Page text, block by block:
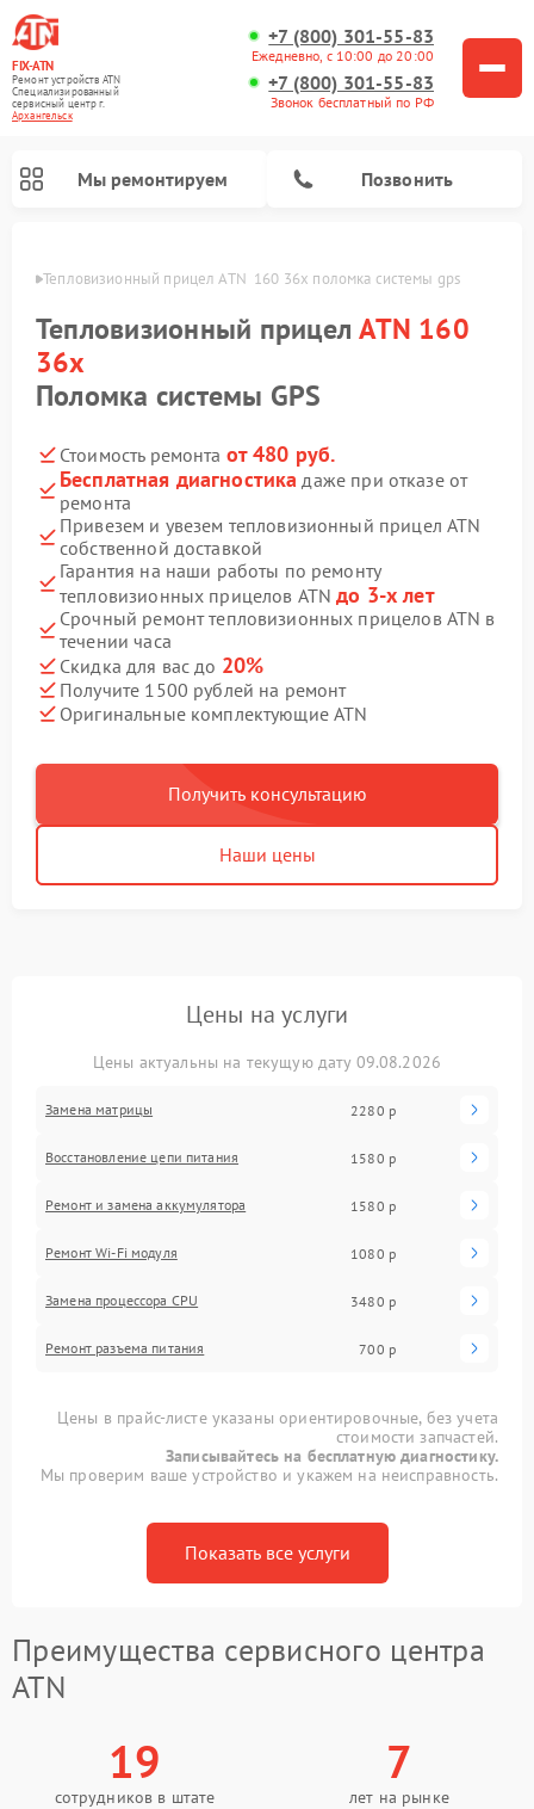
FIX-ATN
Ремонт устройств ATN
Специализированный
cервисный центр г.
Архангельск
+7 (800) 301-55-83
Ежедневно, с 10:00 до 20:00
+7 (800) 301-55-83
Звонок бесплатный по РФ
Мы ремонтируем Позвонить
Тепловизионный прицел ATN  160 36x поломка системы gps
Тепловизионный прицелATN 160
36x
Поломка системы GPS
Стоимость ремонта от 480 руб.
Бесплатная диагностика даже при отказе от
ремонта
Привезем и увезем тепловизионный прицел ATN
собственной доставкой
Гарантия на наши работы по ремонту
тепловизионных прицелов ATNдо 3-х лет
Срочный ремонт тепловизионных прицелов ATN в
течении часа
Скидка для вас до 20%
Получите 1500 рублей на ремонт
Оригинальные комплектующие ATN
Получить консультацию
Наши цены
Цены на услуги
Цены актуальны на текущую дату 09.08.2026
Замена матрицы 2280 р
Восстановление цепи питания 1580 р
Ремонт и замена аккумулятора 1580 р
Ремонт Wi-Fi модуля 1080 р
Замена процессора CPU 3480 р
Ремонт разъема питания 700 р
Цены в прайс-листе указаны ориентировочные, без учета
стоимости запчастей.
Записывайтесь на бесплатную диагностику.
Мы проверим ваше устройство и укажем на неисправность.
Показать все услуги
Преимущества сервисного центра
ATN
19
сотрудников в штате
7
лет на рынке